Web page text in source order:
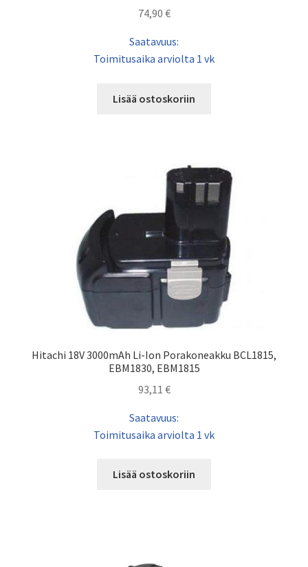
74,90 €
Saatavuus:
Toimitusaika arviolta 1 vk
Lisää ostoskoriin
Hitachi 18V 3000mAh Li-Ion Porakoneakku BCL1815,
EBM1830, EBM1815
93,11 €
Saatavuus:
Toimitusaika arviolta 1 vk
Lisää ostoskoriin